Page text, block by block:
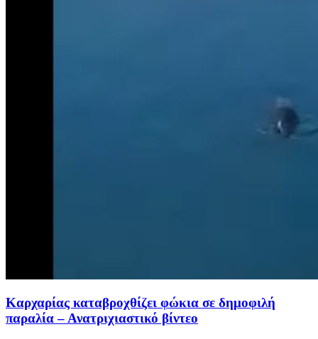
Καρχαρίας καταβροχθίζει φώκια σε δημοφιλή
παραλία – Ανατριχιαστικό βίντεο